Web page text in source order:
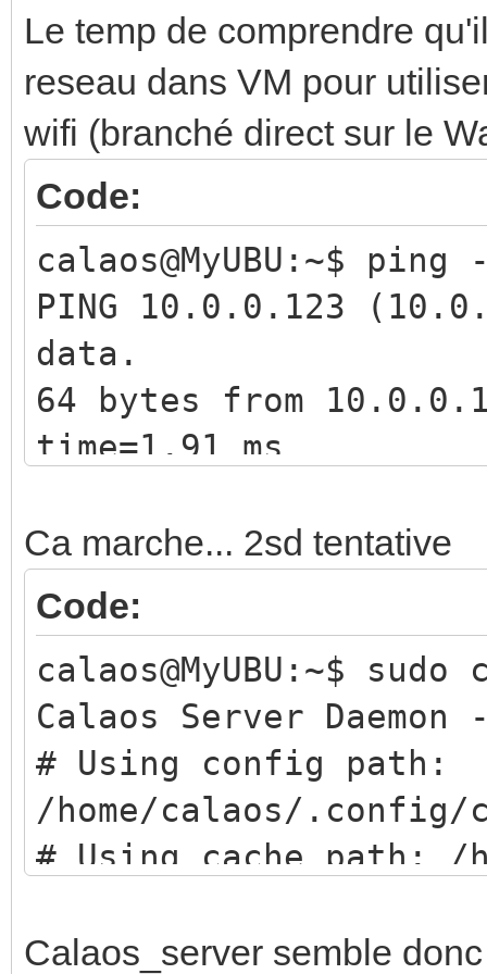
libtoolize: copying
libtoolize: copying
libtoolize: copying
libtoolize: copying
libtoolize: copying
autoreconf: running:
autoreconf: running:
autoreconf: running:
copy --force-missing
autoreconf: Leaving
/usr/bin/install -c
checking whether
yes
checking for a
/bin/mkdir -p
checking for gawk...
checking for mawk...
checking whether
variables... yes
calaos.fr: System
9 Mar 15:56:34
used, exiting
ERR<2125>:wago IO/
WagoCtrl::Connect():
Le temp de comprendre
reseau dans VM pour
wifi (branché direct sur le
Code:
calaos@MyUBU:~$
PING 10.0.0.123
data.
64 bytes from
time=1.91 ms
Ca marche... 2sd tentative
Code:
calaos@MyUBU:~$
Calaos Server
# Using config path:
/home/calaos/.config/
# Using cache path: /
9 Mar 16:03:10
Calaos_server semble